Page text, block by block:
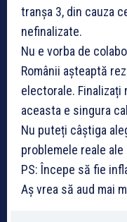
tranșa 3, din cauza
nefinalizate.
Nu e vorba de
Românii așteaptă
electorale.
aceasta e singura
Nu puteți câștiga
problemele reale ale
PS: Începe să fie
Aș vrea să aud mai